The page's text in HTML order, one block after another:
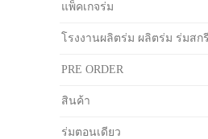
แพ็คเกจร่ม
โรงงานผลิตร่ม ผลิตร่ม ร่มสก
PRE ORDER
สินค้า
ร่มตอนเดียว